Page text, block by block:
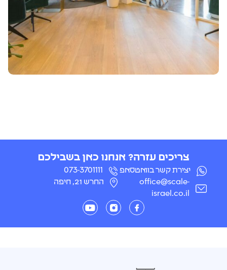
צריכים עזרה? אנחנו כאן בשבילכם
יצירת קשר בוואטסאפ
073-3701111
office@scale-
israel.co.il
החרש 21, חיפה